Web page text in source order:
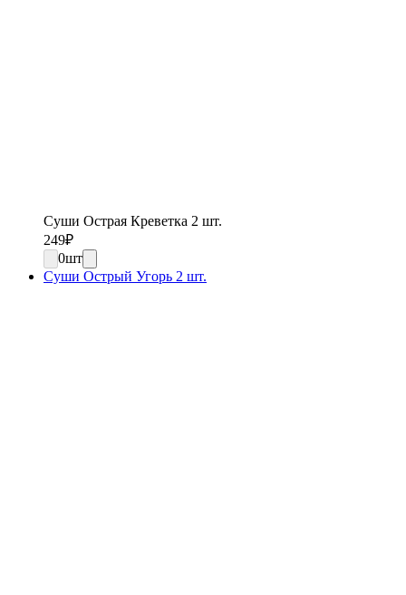
Суши Острая Креветка 2 шт.
249₽
0шт
Суши Острый Угорь 2 шт.